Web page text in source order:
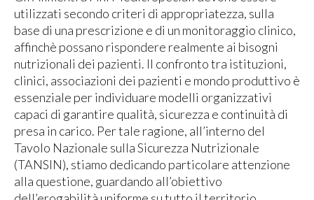
utilizzati secondo criteri di appropriatezza, sulla
base di una prescrizione e di un monitoraggio clinico,
affinchè possano rispondere realmente ai bisogni
nutrizionali dei pazienti. Il confronto tra istituzioni,
clinici, associazioni dei pazienti e mondo produttivo è
essenziale per individuare modelli organizzativi
capaci di garantire qualità, sicurezza e continuità di
presa in carico. Per tale ragione, all’interno del
Tavolo Nazionale sulla Sicurezza Nutrizionale
(TANSIN), stiamo dedicando particolare attenzione
alla questione, guardando all’obiettivo